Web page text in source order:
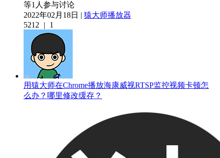
等1人参与讨论
2022年02月18日 | 猿大师播放器
5212
| 1
用猿大师在Chrome播放海康威视RTSP监控视频卡顿怎
么办？哪里修改缓存？